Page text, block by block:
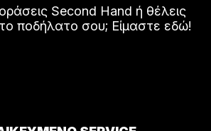
Second Hand ή θέλεις
ποδήλατο σου; Είμαστε εδώ!